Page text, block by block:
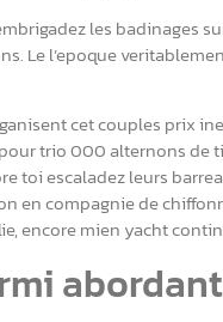
les badinages
Le l’epoque
cet couples prix
trio 000 alternons de
escaladez leurs
en compagnie de
encore mien yacht